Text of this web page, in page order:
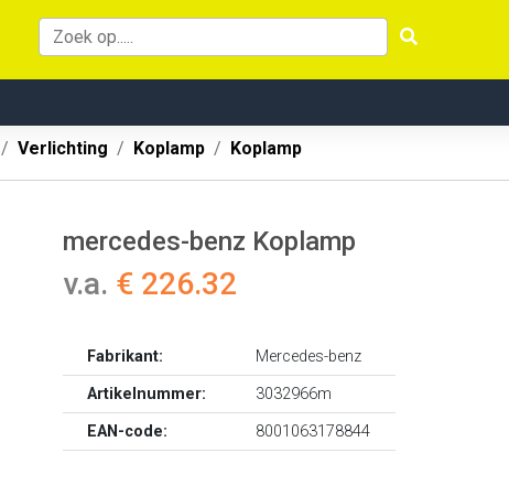
Verlichting Koplamp Koplamp
mercedes-benz Koplamp
v.a. € 226.32
Fabrikant:
Mercedes-benz
Artikelnummer:
3032966m
EAN-code:
8001063178844